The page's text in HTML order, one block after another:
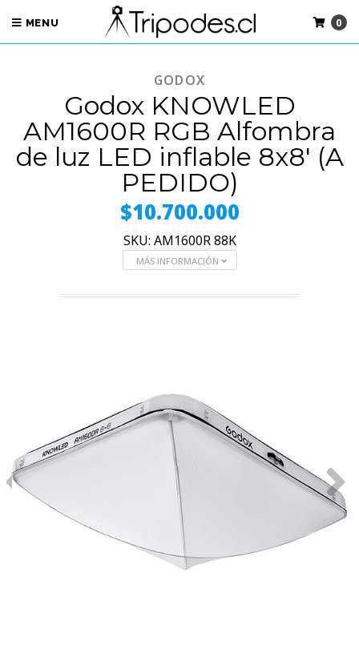
MENU 0
GODOX
Godox KNOWLED
AM1600R RGB Alfombra
de luz LED inflable 8x8' (A
PEDIDO)
$10.700.000
SKU: AM1600R 88K
MÁS INFORMACIÓN